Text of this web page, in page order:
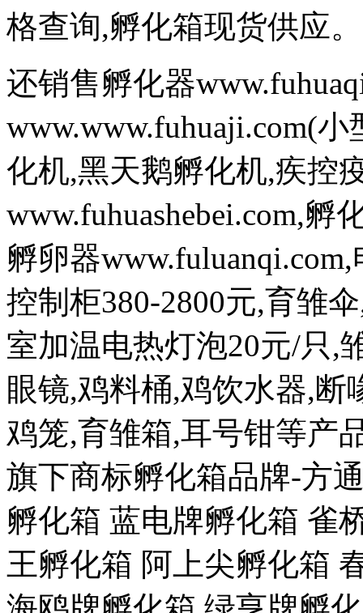
格查询,孵化箱现货供应。
还销售孵化器
www.www.fuhuaji.com(
化机,黑天鹅孵化机,疾控
www.fuhuashebei.com,孵
孵卵器
控制柜380-2800元,育雏
室加温电热灯泡20元/只,
眼镜,鸡料桶,鸡饮水器,
鸡笼,育雏箱,耳号钳等产
旗下商标孵化箱品牌-方
孵化箱 蓝电牌孵化箱 雀
王孵化箱 阿上尖孵化箱